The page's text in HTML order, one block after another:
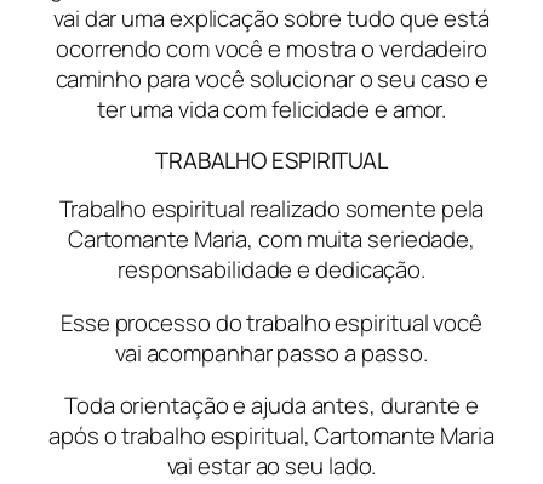
vai dar uma explicação sobre tudo que está
ocorrendo com você e mostra o verdadeiro
caminho para você solucionar o seu caso e
ter uma vida com felicidade e amor.
TRABALHO ESPIRITUAL
Trabalho espiritual realizado somente pela
Cartomante Maria, com muita seriedade,
responsabilidade e dedicação.
Esse processo do trabalho espiritual você
vai acompanhar passo a passo.
Toda orientação e ajuda antes, durante e
após o trabalho espiritual, Cartomante Maria
vai estar ao seu lado.